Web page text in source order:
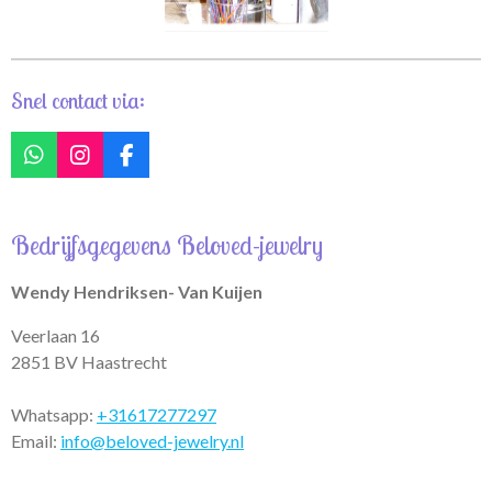
Snel contact via:
W
h
s
p
I
n
a
r
m
F
a
b
o
Bedrijfsgegevens Beloved-jewelry
Wendy Hendriksen- Van Kuijen
Veerlaan 16
2851 BV Haastrecht
Whatsapp: +31617277297
Email: info@beloved-jewelry.nl